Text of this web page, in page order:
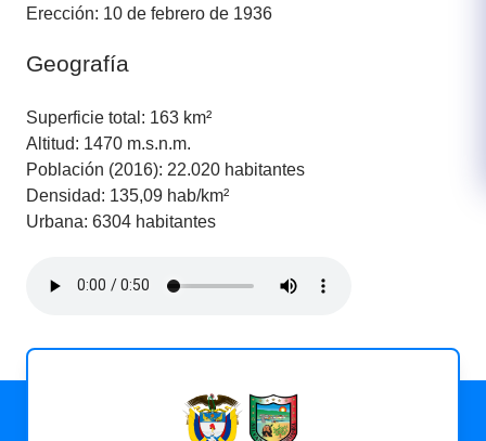
Erección: 10 de febrero de 1936
Geografía
Superficie total: 163 km²
Altitud: 1470 m.s.n.m.
Población (2016): 22.020 habitantes
Densidad: 135,09 hab/km²
Urbana: 6304 habitantes